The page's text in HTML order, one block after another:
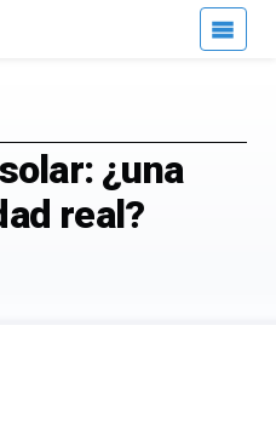
¿una
real?